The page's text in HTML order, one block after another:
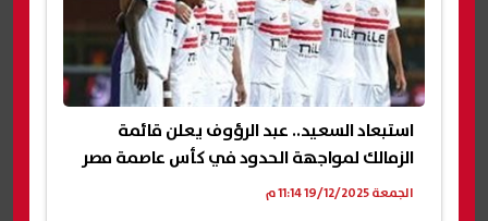
استبعاد السعيد.. عبد الرؤوف يعلن قائمة
الزمالك لمواجهة الحدود في كأس عاصمة مصر
الجمعة 19/12/2025 11:14 م